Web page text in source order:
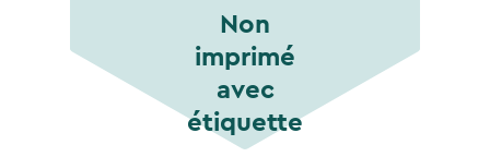
Non
imprimé
avec
étiquette